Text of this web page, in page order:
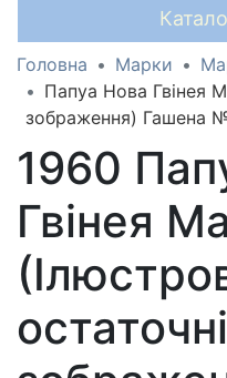
Головна Марки
Папуа Нова Гвінея
зображення) Гашена
1960
Гвінея
остаточні